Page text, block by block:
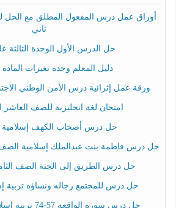
أوراق عمل درس المفعول المطلق مع
ثاني
حل الدرس الأول الوحدة
دليل المعلم وحدة تغيرات
ورقة عمل إثرائية درس الأمن الوطني
امتحان لغة انجليزية للصف العاشر
حل درس أصحاب الكهف
حل درس فاطمة بنت عبدالملك إسلامية
حل درس الطريق إلى الجنة الصف
حل درس للمجتمع رجاله ونساؤه تربية
حل درس سورة الواقعة 57-74 تربية اسلامية الصف التاسع